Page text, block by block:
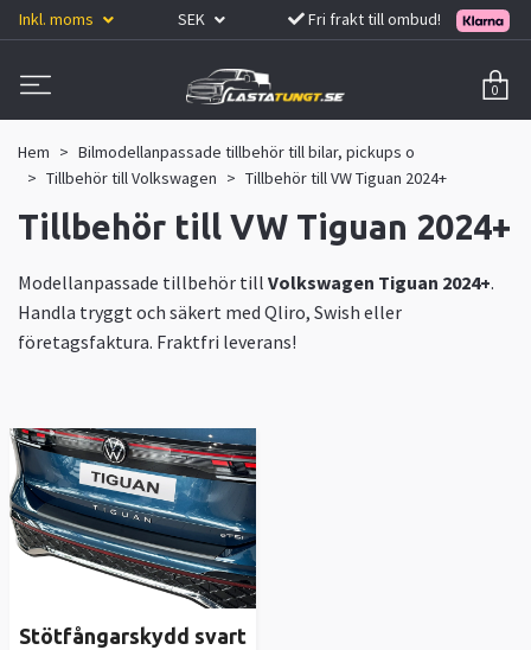
Inkl. moms SEK Fri frakt till ombud!
0
Hem
Bilmodellanpassade tillbehör till bilar, pickups o
Tillbehör till Volkswagen
Tillbehör till VW Tiguan 2024+
Tillbehör till VW Tiguan 2024+
Modellanpassade tillbehör till Volkswagen Tiguan 2024+.
Handla tryggt och säkert med Qliro, Swish eller
företagsfaktura. Fraktfri leverans!
Stötfångarskydd svart